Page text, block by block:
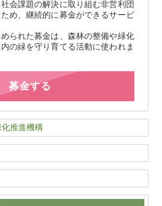
社会課題の解決に取り組む非営利団
め、継続的に募金ができるサービ
られた募金は、森林の整備や緑化
の緑を守り育てる活動に使われま
募金する